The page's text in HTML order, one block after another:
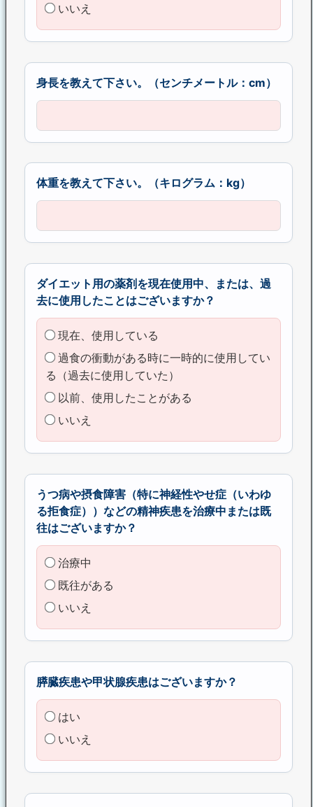
いいえ
身長を教えて下さい。（センチメートル：cm）
体重を教えて下さい。（キログラム：kg）
ダイエット用の薬剤を現在使用中、または、過
去に使用したことはございますか？
現在、使用している
過食の衝動がある時に一時的に使用してい
る（過去に使用していた）
以前、使用したことがある
いいえ
うつ病や摂食障害（特に神経性やせ症（いわゆ
る拒食症））などの精神疾患を治療中または既
往はございますか？
治療中
既往がある
いいえ
膵臓疾患や甲状腺疾患はございますか？
はい
いいえ